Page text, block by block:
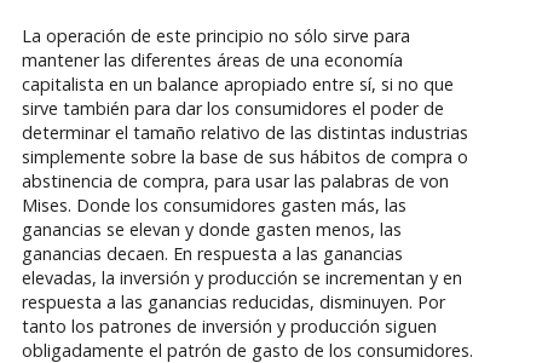
La operación de este principio no sólo sirve para
mantener las diferentes áreas de una economía
capitalista en un balance apropiado entre sí, si no que
sirve también para dar los consumidores el poder de
determinar el tamaño relativo de las distintas industrias
simplemente sobre la base de sus hábitos de compra o
abstinencia de compra, para usar las palabras de von
Mises. Donde los consumidores gasten más, las
ganancias se elevan y donde gasten menos, las
ganancias decaen. En respuesta a las ganancias
elevadas, la inversión y producción se incrementan y en
respuesta a las ganancias reducidas, disminuyen. Por
tanto los patrones de inversión y producción siguen
obligadamente el patrón de gasto de los consumidores.